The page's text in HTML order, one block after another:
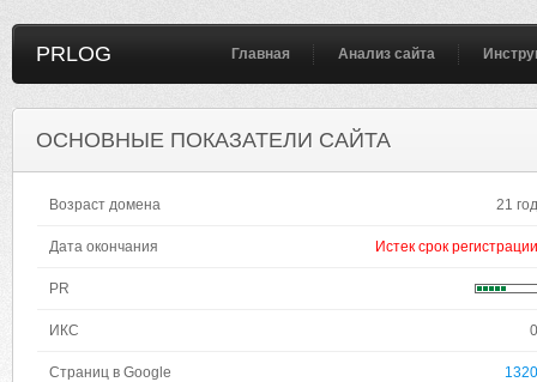
PRLOG Главная Анализ сайта
ОСНОВНЫЕ ПОКАЗАТЕЛИ САЙТА
Возраст домена 21 год
Дата окончания Истек срок регистрации
PR
ИКС 0
Страниц в Google 1320